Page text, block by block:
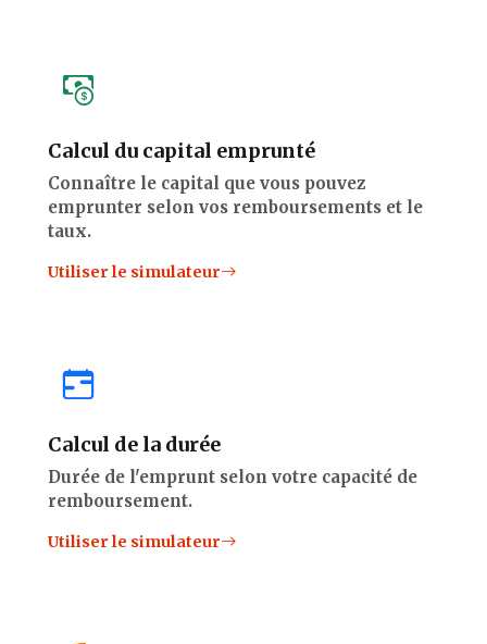
Calcul du capital emprunté
Connaître le capital que vous pouvez
emprunter selon vos remboursements et le
taux.
Utiliser le simulateur
Calcul de la durée
Durée de l'emprunt selon votre capacité de
remboursement.
Utiliser le simulateur